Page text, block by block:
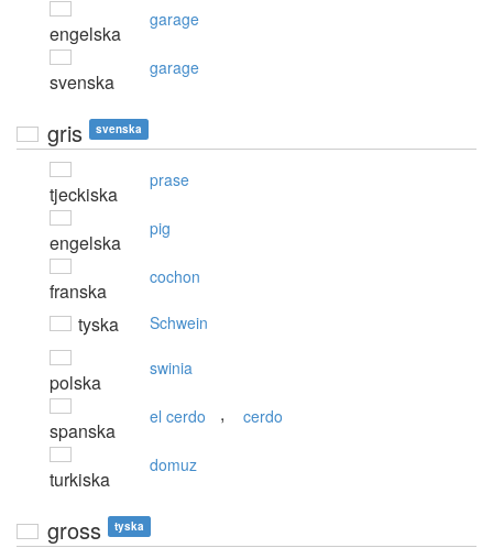
engelska
garage
svenska
garage
gris svenska
tjeckiska
prase
engelska
pig
franska
cochon
tyska Schwein
polska
swinia
spanska
el cerdo , cerdo
turkiska
domuz
gross tyska